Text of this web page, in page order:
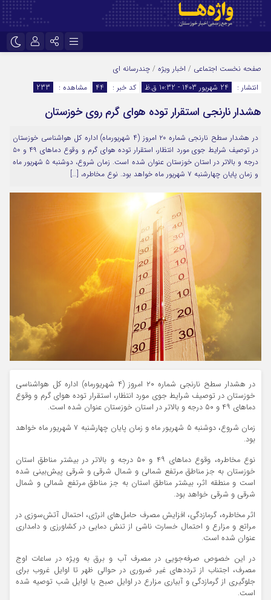
اینستاگرام
سروش
ایتا
آپارات
اپلیکیشن رمز عبور
مرا به خاطر بسپار
صفحه نخست اجتماعی / اخبار ویژه / چندرسانه ای
انتشار :
24 شهریور 1403 - 10:32 ق.ظ کد خبر : 44 مشاهده : 233
هشدار نارنجی استقرار توده هوای گرم روی خوزستان
در هشدار سطح نارنجی شماره ۲۰ امروز (۴ شهریورماه) اداره‌ کل هواشناسی خوزستان
در توصیف شرایط جوی مورد انتظار، استقرار توده هوای گرم و وقوع دماهای ۴۹ و ۵۰
درجه و بالاتر در استان خوزستان عنوان شده است. زمان شروع، دوشنبه ۵ شهریور ماه
و زمان پایان چهارشنبه ۷ شهریور ماه خواهد بود. نوع مخاطره، […]
در هشدار سطح نارنجی شماره ۲۰ امروز (۴ شهریورماه) اداره‌ کل هواشناسی
خوزستان در توصیف شرایط جوی مورد انتظار، استقرار توده هوای گرم و وقوع
دماهای ۴۹ و ۵۰ درجه و بالاتر در استان خوزستان عنوان شده است.
زمان شروع، دوشنبه ۵ شهریور ماه و زمان پایان چهارشنبه ۷ شهریور ماه خواهد
بود.
نوع مخاطره، وقوع دماهای ۴۹ و ۵۰ درجه و بالاتر در بیشتر مناطق استان
خوزستان به جز مناطق مرتفع شمالی و شمال شرقی و شرقی پیش‌بینی شده
است و منطقه اثر، بیشتر مناطق استان به جز مناطق مرتفع شمالی و شمال
شرقی و شرقی خواهد بود.
اثر مخاطره، گرمازدگی، افزایش مصرف حامل‌های انرژی، احتمال آتش‌سوزی در
مراتع و مزارع و احتمال خسارت ناشی از تنش دمایی در کشاورزی و دامداری
عنوان شده است.
در این خصوص صرفه‌جویی در مصرف آب و برق به ویژه در ساعات اوج
مصرف، اجتناب از ترددهای غیر ضروری در حوالی ظهر تا اوایل غروب برای
جلوگیری از گرمازدگی و آبیاری مزارع در اوایل صبح یا اوایل شب توصیه شده
است.